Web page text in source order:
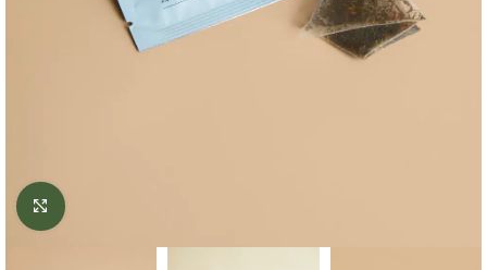
Click to enlarge